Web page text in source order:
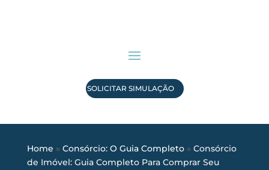
SOLICITAR SIMULAÇÃO
Home » Consórcio: O Guia Completo» Consórcio
de Imóvel: Guia Completo Para Comprar Seu